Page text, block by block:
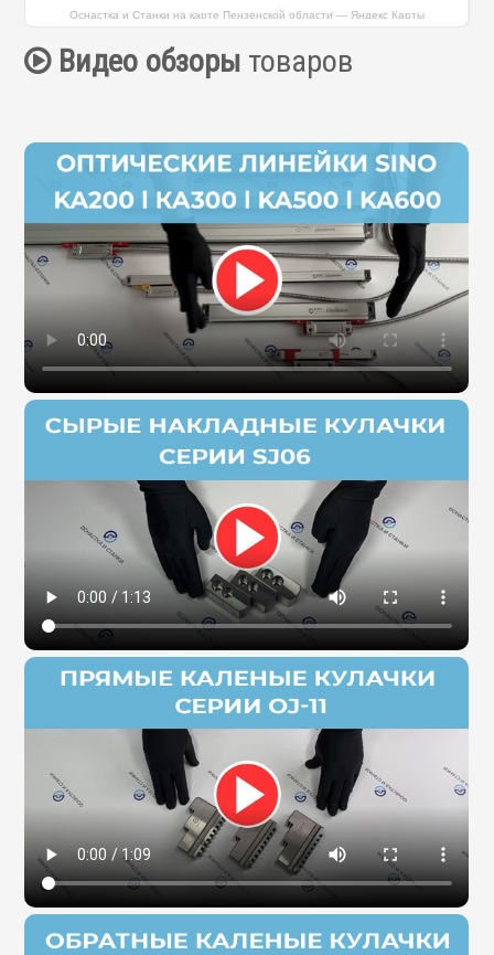
Оснастка и Станки на карте Пензенской области — Яндекс Карты
Видео обзоры товаров